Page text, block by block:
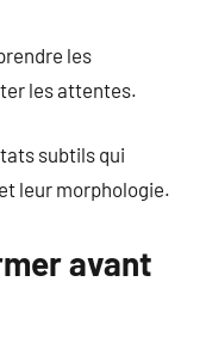
les
les attentes.
subtils qui
leur morphologie.
avant